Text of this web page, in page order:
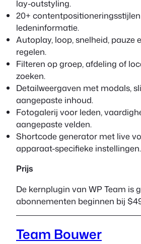
lay-outstyling.
20+
ledeninformatie.
Autoplay, loop, snelheid, pauze
regelen.
Filteren op groep, afdeling of
zoeken.
Detailweergaven met modals,
aangepaste inhoud.
Fotogalerij voor leden,
aangepaste velden.
Shortcode generator met live
apparaat-specifieke instellingen.
Prijs
De kernplugin van WP Team is
abonnementen beginnen bij
Team Bouwer